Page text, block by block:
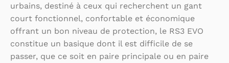
urbains, destiné à ceux qui recherchent un gant
court fonctionnel, confortable et économique
offrant un bon niveau de protection, le RS3 EVO
constitue un basique dont il est difficile de se
passer, que ce soit en paire principale ou en paire